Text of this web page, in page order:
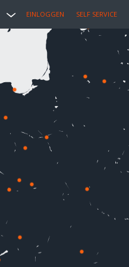
EINLOGGEN SELF SERVICE